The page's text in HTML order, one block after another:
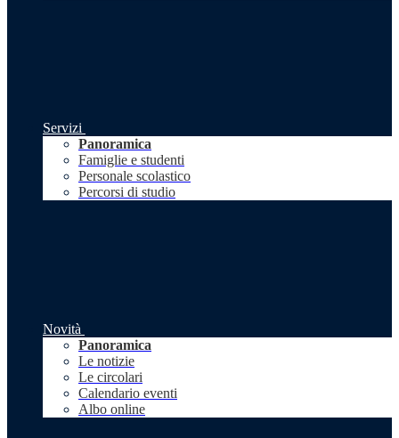
Servizi
Panoramica
Famiglie e studenti
Personale scolastico
Percorsi di studio
Novità
Panoramica
Le notizie
Le circolari
Calendario eventi
Albo online